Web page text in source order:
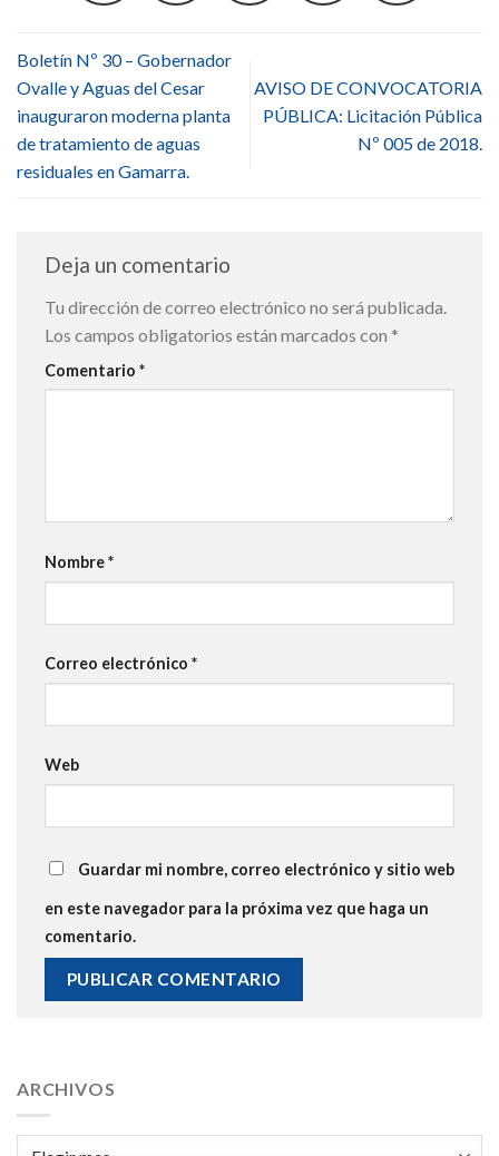
Boletín Nº 30 – Gobernador
Ovalle y Aguas del Cesar
inauguraron moderna planta
de tratamiento de aguas
residuales en Gamarra.
AVISO DE CONVOCATORIA
PÚBLICA: Licitación Pública
Nº 005 de 2018.
Deja un comentario
Tu dirección de correo electrónico no será publicada.
Los campos obligatorios están marcados con *
Comentario *
Nombre*
Correo electrónico *
Web
Guardar mi nombre, correo electrónico y sitio web
en este navegador para la próxima vez que haga un
comentario.
ARCHIVOS